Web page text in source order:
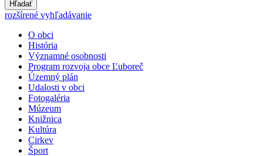
Hľadať
rozšírené vyhľadávanie
O obci
História
Významné osobnosti
Program rozvoja obce Ľuboreč
Územný plán
Udalosti v obci
Fotogaléria
Múzeum
Knižnica
Kultúra
Cirkev
Šport